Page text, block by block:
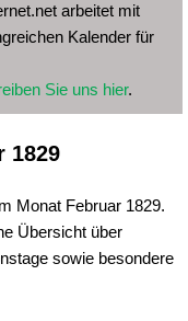
arbeitet mit
Kalender für
Sie uns hier.
1829
Monat Februar 1829.
Übersicht über
sowie besondere